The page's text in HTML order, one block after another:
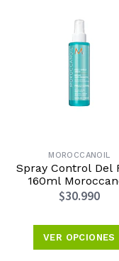
MOROCCANOIL
Spray Control Del
160ml
$30.990
VER OPCIONES